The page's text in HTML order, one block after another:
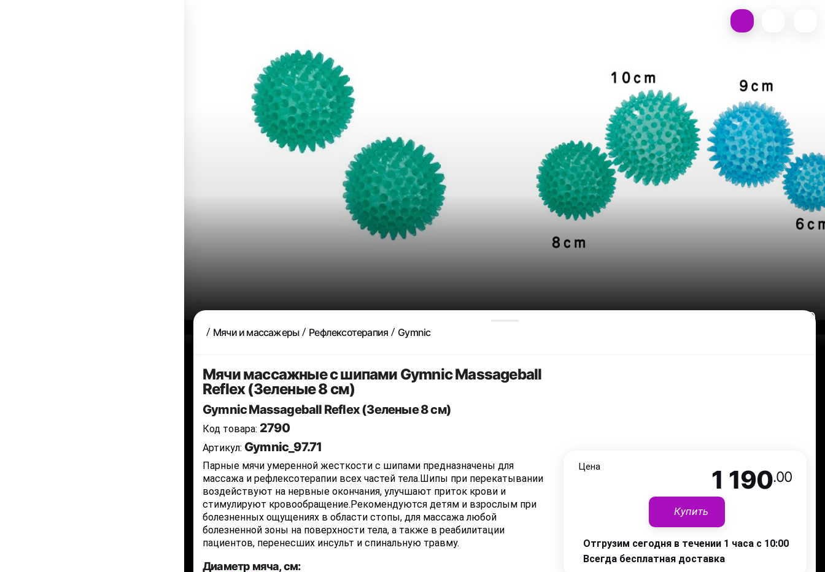
1 190 .00
Мячи и массажеры Рефлексотерапия Gymnic
Мячи массажные с шипами Gymnic Massageball
Reflex (Зеленые 8 см)
Gymnic Massageball Reflex (Зеленые 8 см)
Код товара: 2790
Артикул: Gymnic_97.71
Парные мячи умеренной жесткости с шипами предназначены для
массажа и рефлексотерапии всех частей тела.Шипы при перекатывании
воздействуют на нервные окончания, улучшают приток крови и
стимулируют кровообращение.Рекомендуются детям и взрослым при
болезненных ощущениях в области стопы, для массажа любой
болезненной зоны на поверхности тела, а также в реабилитации
пациентов, перенесших инсульт и спинальную травму.
Диаметр мяча, см:
Цена 1 190.00
Купить
Отгрузим сегодня в течении 1 часа с 10:00
Всегда бесплатная доставка